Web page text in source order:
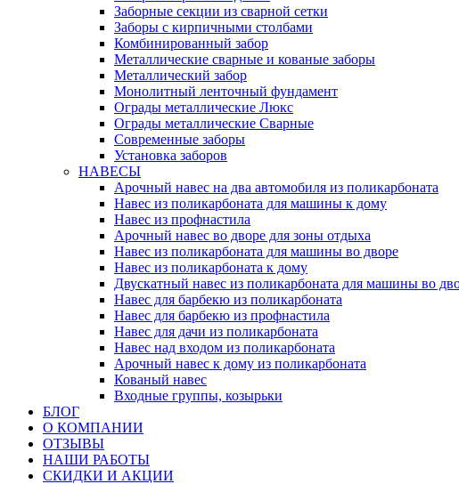
Заборные секции из сварной сетки
Заборы с кирпичными столбами
Комбинированный забор
Металлические сварные и кованые заборы
Металлический забор
Монолитный ленточный фундамент
Ограды металлические Люкс
Ограды металлические Сварные
Современные заборы
Установка заборов
НАВЕСЫ
Арочный навес на два автомобиля из поликарбоната
Навес из поликарбоната для машины к дому
Навес из профнастила
Арочный навес во дворе для зоны отдыха
Навес из поликарбоната для машины во дворе
Навес из поликарбоната к дому
Двускатный навес из поликарбоната для машины во
Навес для барбекю из поликарбоната
Навес для барбекю из профнастила
Навес для дачи из поликарбоната
Навес над входом из поликарбоната
Арочный навес к дому из поликарбоната
Кованый навес
Входные группы, козырьки
БЛОГ
О КОМПАНИИ
ОТЗЫВЫ
НАШИ РАБОТЫ
СКИДКИ И АКЦИИ